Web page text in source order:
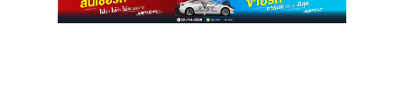
งานแสดงรถ